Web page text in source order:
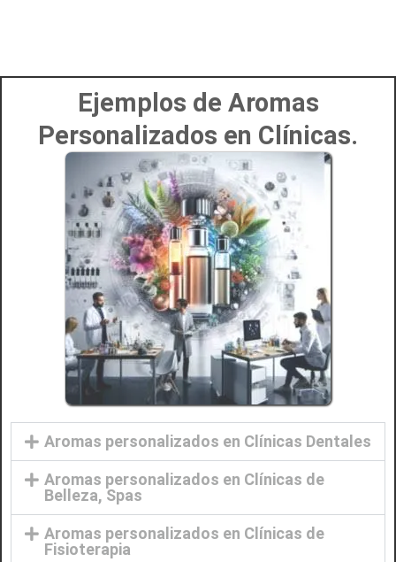
Ejemplos de Aromas
Personalizados en Clínicas.
Aromas personalizados en Clínicas Dentales
Aromas personalizados en Clínicas de
Belleza, Spas
Aromas personalizados en Clínicas de
Fisioterapia